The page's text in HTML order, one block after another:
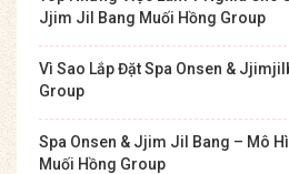
Jjim Jil Bang Muối Hồng Group
Vì Sao Lắp Đặt Spa Onsen &
Group
Spa Onsen & Jjim Jil Bang – Mô
Muối Hồng Group